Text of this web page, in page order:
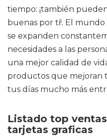
tiempo: ¡también
buenas por ti!. El
se expanden
necesidades a las
una mejor calidad de
productos que mejoran
tus días mucho más
Listado top
tarjetas graficas